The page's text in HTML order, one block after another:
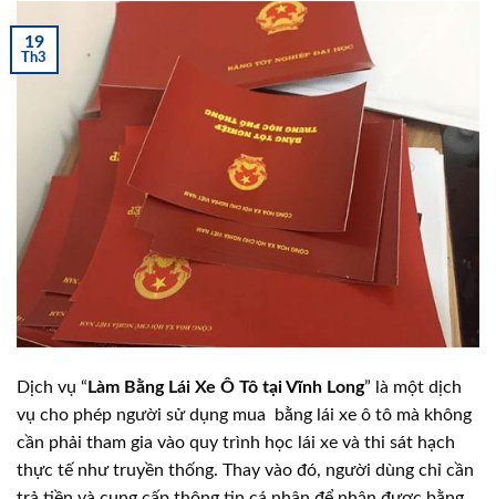
19
Th3
Dịch vụ “ Làm Bằng Lái Xe Ô Tô tại Vĩnh Long” là một dịch
vụ cho phép người sử dụng mua bằng lái xe ô tô mà không
cần phải tham gia vào quy trình học lái xe và thi sát hạch
thực tế như truyền thống. Thay vào đó, người dùng chỉ cần